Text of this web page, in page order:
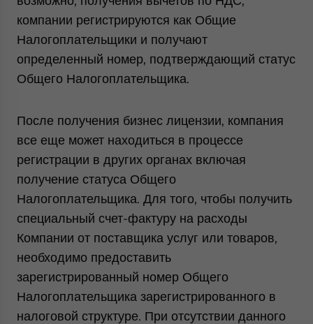
компании регистрируются как Общие
Налогоплательщики и получают
определенный номер, подтверждающий статус
Общего Налогоплательщика.
После получения бизнес лицензии, компания
все еще может находиться в процессе
регистрации в других органах включая
получение статуса Общего
Налогоплательщика. Для того, чтобы получить
специальный счет-фактуру на расходы
Компании от поставщика услуг или товаров,
необходимо предоставить
зарегистрированный номер Общего
Налогоплательщика зарегистрированного в
налоговой структуре. При отсутствии данного